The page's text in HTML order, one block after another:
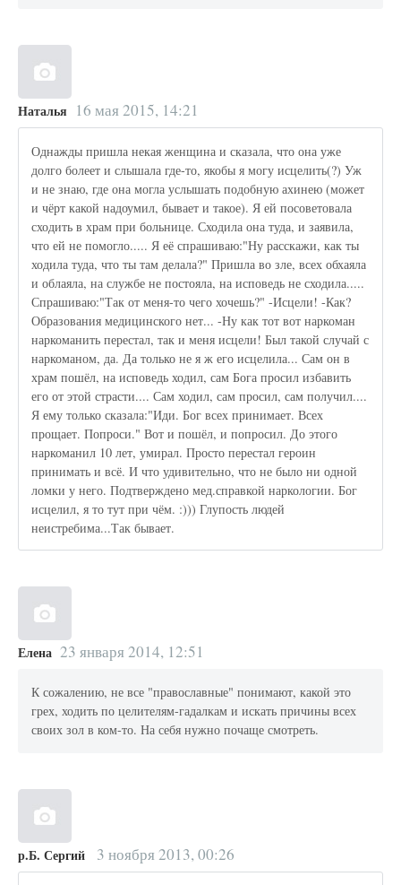
Наталья 16 мая 2015, 14:21
Однажды пришла некая женщина и сказала, что она уже
долго болеет и слышала где-то, якобы я могу исцелить(?) Уж
и не знаю, где она могла услышать подобную ахинею (может
и чёрт какой надоумил, бывает и такое). Я ей посоветовала
сходить в храм при больнице. Сходила она туда, и заявила,
что ей не помогло..... Я её спрашиваю:"Ну расскажи, как ты
ходила туда, что ты там делала?" Пришла во зле, всех обхаяла
и облаяла, на службе не постояла, на исповедь не сходила.....
Спрашиваю:"Так от меня-то чего хочешь?" -Исцели! -Как?
Образования медицинского нет... -Ну как тот вот наркоман
наркоманить перестал, так и меня исцели! Был такой случай с
наркоманом, да. Да только не я ж его исцелила... Сам он в
храм пошёл, на исповедь ходил, сам Бога просил избавить
его от этой страсти.... Сам ходил, сам просил, сам получил....
Я ему только сказала:"Иди. Бог всех принимает. Всех
прощает. Попроси." Вот и пошёл, и попросил. До этого
наркоманил 10 лет, умирал. Просто перестал героин
принимать и всё. И что удивительно, что не было ни одной
ломки у него. Подтверждено мед.справкой наркологии. Бог
исцелил, я то тут при чём. :))) Глупость людей
неистребима...Так бывает.
Елена 23 января 2014, 12:51
К сожалению, не все "православные" понимают, какой это
грех, ходить по целителям-гадалкам и искать причины всех
своих зол в ком-то. На себя нужно почаще смотреть.
р.Б. Сергий 3 ноября 2013, 00:26